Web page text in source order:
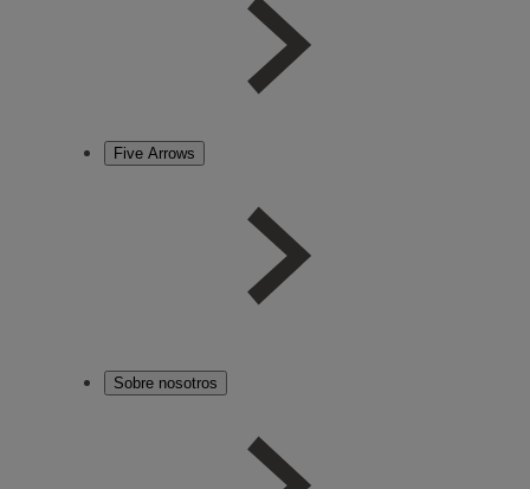
Five Arrows
Sobre nosotros